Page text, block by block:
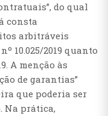
do qual
consta
arbitráveis
10.025/2019 quanto
A menção às
de garantias”
que poderia ser
Na prática,